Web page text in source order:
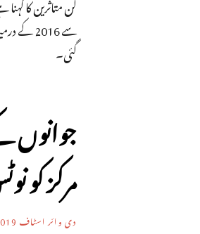
گئی۔
مرکز کو
دی وائر اسٹاف